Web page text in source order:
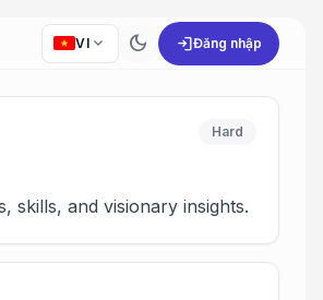
VI expand_more dark_mode loginĐăng nhập
Hard
skills, and visionary insights.